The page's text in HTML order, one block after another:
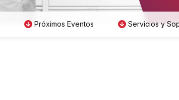
Próximos Eventos Servicios y